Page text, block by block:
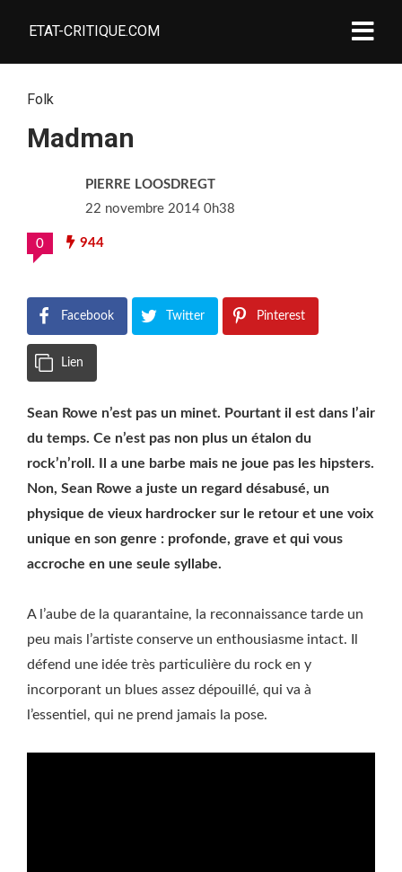
ETAT-CRITIQUE.COM
Folk
Madman
PIERRE LOOSDREGT
22 novembre 2014 0h38
0 944
Facebook Twitter Pinterest
Lien
Sean Rowe n’est pas un minet. Pourtant il est dans l’air
du temps. Ce n’est pas non plus un étalon du
rock’n’roll. Il a une barbe mais ne joue pas les hipsters.
Non, Sean Rowe a juste un regard désabusé, un
physique de vieux hardrocker sur le retour et une voix
unique en son genre : profonde, grave et qui vous
accroche en une seule syllabe.
A l’aube de la quarantaine, la reconnaissance tarde un
peu mais l’artiste conserve un enthousiasme intact. Il
défend une idée très particulière du rock en y
incorporant un blues assez dépouillé, qui va à
l’essentiel, qui ne prend jamais la pose.